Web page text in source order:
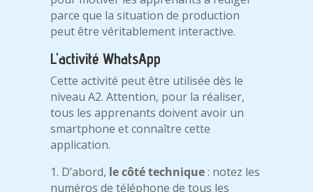
parce que la situation de production
peut être véritablement interactive.
L’activité WhatsApp
Cette activité peut être utilisée dès le
niveau A2. Attention, pour la réaliser,
tous les apprenants doivent avoir un
smartphone et connaître cette
application.
1. D’abord, le côté technique: notez les
numéros de téléphone de tous les